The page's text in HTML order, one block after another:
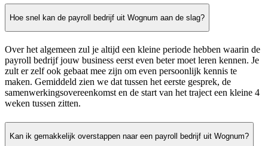
Hoe snel kan de payroll bedrijf uit Wognum aan de slag?
Over het algemeen zul je altijd een kleine periode hebben waarin de
payroll bedrijf jouw business eerst even beter moet leren kennen. Je
zult er zelf ook gebaat mee zijn om even persoonlijk kennis te
maken. Gemiddeld zien we dat tussen het eerste gesprek, de
samenwerkingsovereenkomst en de start van het traject een kleine 4
weken tussen zitten.
Kan ik gemakkelijk overstappen naar een payroll bedrijf uit Wognum?